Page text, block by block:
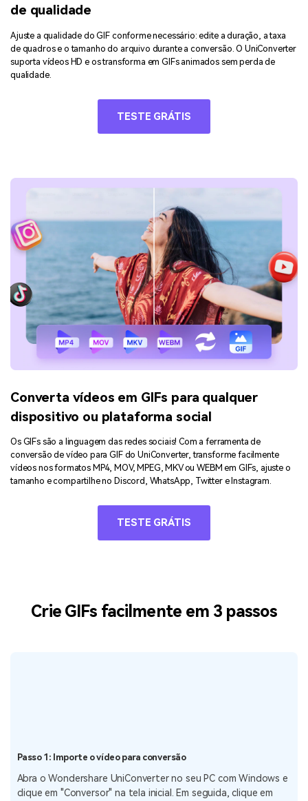
de qualidade
Ajuste a qualidade do GIF conforme necessário: edite a duração, a taxa
de quadros e o tamanho do arquivo durante a conversão. O UniConverter
suporta vídeos HD e os transforma em GIFs animados sem perda de
qualidade.
TESTE GRÁTIS
Converta vídeos em GIFs para qualquer
dispositivo ou plataforma social
Os GIFs são a linguagem das redes sociais! Com a ferramenta de
conversão de vídeo para GIF do UniConverter, transforme facilmente
vídeos nos formatos MP4, MOV, MPEG, MKV ou WEBM em GIFs, ajuste o
tamanho e compartilhe no Discord, WhatsApp, Twitter e Instagram.
TESTE GRÁTIS
Crie GIFs facilmente em 3 passos